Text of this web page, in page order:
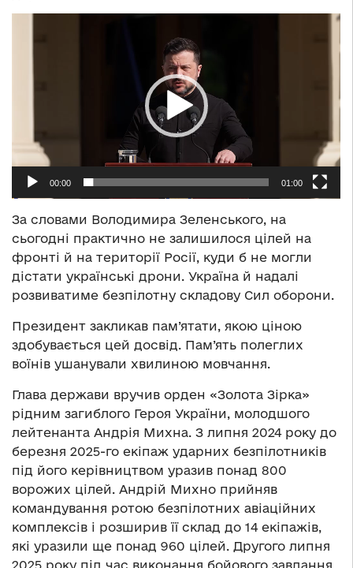
00:00 01:00
За словами Володимира Зеленського, на
сьогодні практично не залишилося цілей на
фронті й на території Росії, куди б не могли
дістати українські дрони. Україна й надалі
розвиватиме безпілотну складову Сил оборони.
Президент закликав пам’ятати, якою ціною
здобувається цей досвід. Пам’ять полеглих
воїнів ушанували хвилиною мовчання.
Глава держави вручив орден «Золота Зірка»
рідним загиблого Героя України, молодшого
лейтенанта Андрія Михна. З липня 2024 року до
березня 2025-го екіпаж ударних безпілотників
під його керівництвом уразив понад 800
ворожих цілей. Андрій Михно прийняв
командування ротою безпілотних авіаційних
комплексів і розширив її склад до 14 екіпажів,
які уразили ще понад 960 цілей. Другого липня
2025 року під час виконання бойового завдання